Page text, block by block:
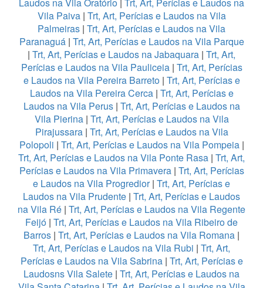
Laudos na Vila Oratório | Trt, Art, Perícias e Laudos na
Vila Paiva| Trt, Art, Perícias e Laudos na Vila
Palmeiras | Trt, Art, Perícias e Laudos na Vila
Paranaguá| Trt, Art, Perícias e Laudos na Vila Parque
| Trt, Art, Perícias e Laudos na Jabaquara | Trt, Art,
Perícias e Laudos na Vila Pauliceia| Trt, Art, Perícias
e Laudos na Vila Pereira Barreto| Trt, Art, Perícias e
Laudos na Vila Pereira Cerca| Trt, Art, Perícias e
Laudos na Vila Perus| Trt, Art, Perícias e Laudos na
Vila Pierina| Trt, Art, Perícias e Laudos na Vila
Pirajussara| Trt, Art, Perícias e Laudos na Vila
Polopoli | Trt, Art, Perícias e Laudos na Vila Pompeia|
Trt, Art, Perícias e Laudos na Vila Ponte Rasa | Trt, Art,
Perícias e Laudos na Vila Primavera| Trt, Art, Perícias
e Laudos na Vila Progredior| Trt, Art, Perícias e
Laudos na Vila Prudente | Trt, Art, Perícias e Laudos
na Vila Ré | Trt, Art, Perícias e Laudos na Vila Regente
Feijó | Trt, Art, Perícias e Laudos na Vila Ribeiro de
Barros | Trt, Art, Perícias e Laudos na Vila Romana |
Trt, Art, Perícias e Laudos na Vila Rubi | Trt, Art,
Perícias e Laudos na Vila Sabrina| Trt, Art, Perícias e
Laudosns Vila Salete | Trt, Art, Perícias e Laudos na